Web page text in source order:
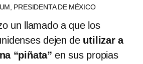
PRESIDENTA DE MÉXICO
un llamado a que los
dejen de utilizar a
“piñata” en sus propias